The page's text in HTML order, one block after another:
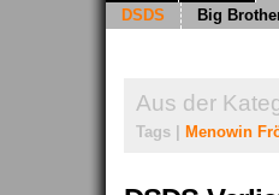
DSDS Big
Aus der
Tags | Menowin